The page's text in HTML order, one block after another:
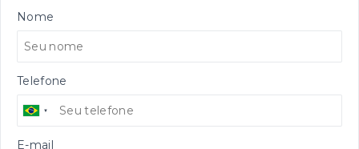
Nome
Telefone
E-mail